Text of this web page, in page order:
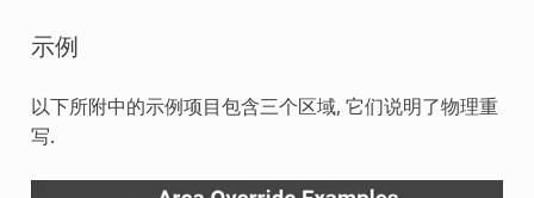
示例
以下所附中的示例项目包含三个区域, 它们说明了物理重
写.